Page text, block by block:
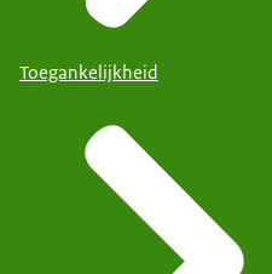
Toegankelijkheid